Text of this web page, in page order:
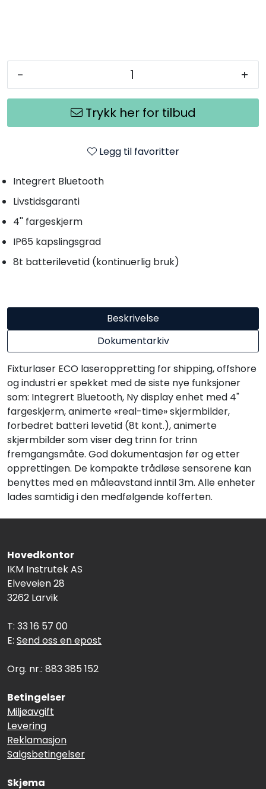
- +
Trykk her for tilbud
Legg til favoritter
Integrert Bluetooth
Livstidsgaranti
4'' fargeskjerm
IP65 kapslingsgrad
8t batterilevetid (kontinuerlig bruk)
Beskrivelse
Dokumentarkiv
Fixturlaser ECO laseroppretting for shipping, offshore
og industri er spekket med de siste nye funksjoner
som: Integrert Bluetooth, Ny display enhet med 4"
fargeskjerm, animerte «real-time» skjermbilder,
forbedret batteri levetid (8t kont.), animerte
skjermbilder som viser deg trinn for trinn
fremgangsmåte. God dokumentasjon før og etter
opprettingen. De kompakte trådløse sensorene kan
benyttes med en måleavstand inntil 3m. Alle enheter
lades samtidig i den medfølgende kofferten.
Hovedkontor
IKM Instrutek AS
Elveveien 28
3262 Larvik
T: 33 16 57 00
E: Send oss en epost
Org. nr.: 883 385 152
Betingelser
Miljøavgift
Levering
Reklamasjon
Salgsbetingelser
Skjema